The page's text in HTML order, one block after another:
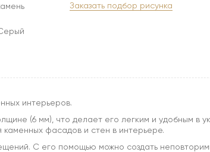
Заказать подбор рисунка
интерьеров.
(6 мм), что делает его легким и удобным в
фасадов и стен в интерьере.
С его помощью можно создать